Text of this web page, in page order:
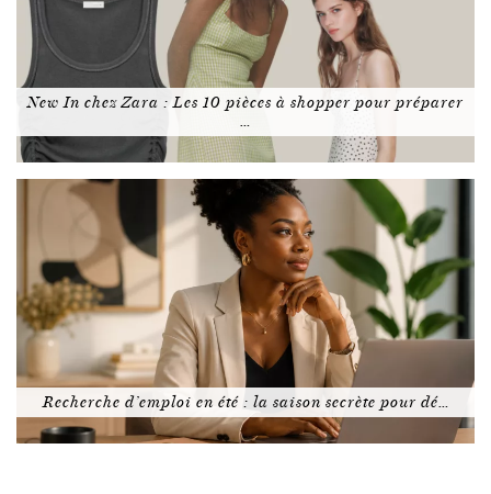
New In chez Zara : Les 10 pièces à shopper pour préparer
…
Recherche d’emploi en été : la saison secrète pour dé…